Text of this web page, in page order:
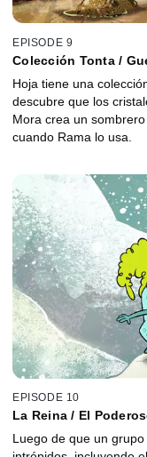
EPISODE 9
Colección Tonta /
Hoja tiene una
descubre que los
Mora crea un
cuando Rama lo usa.
EPISODE 10
La Reina / El
Luego de que un